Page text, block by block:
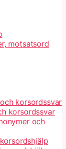
motsatsord
korsordssvar
korsordssvar
och